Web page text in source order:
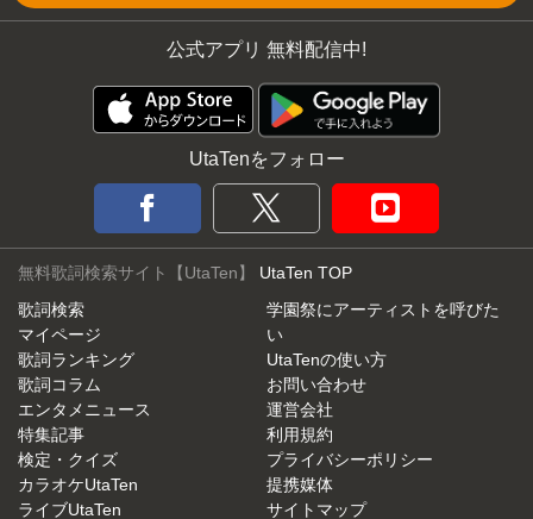
公式アプリ 無料配信中!
UtaTenをフォロー
無料歌詞検索サイト【UtaTen】 UtaTen TOP
歌詞検索
マイページ
歌詞ランキング
歌詞コラム
エンタメニュース
特集記事
検定・クイズ
カラオケUtaTen
ライブUtaTen
学園祭にアーティストを呼びた
い
UtaTenの使い方
お問い合わせ
運営会社
利用規約
プライバシーポリシー
提携媒体
サイトマップ